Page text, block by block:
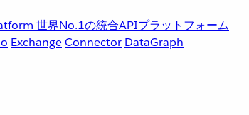
世界No.1の統合APIプラットフォーム
ExchangeConnector DataGraph